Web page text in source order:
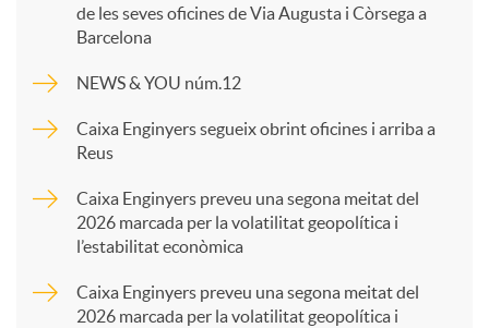
de les seves oficines de Via Augusta i Còrsega a
Barcelona
NEWS & YOU núm.12
Caixa Enginyers segueix obrint oficines i arriba a
Reus
Caixa Enginyers preveu una segona meitat del
2026 marcada per la volatilitat geopolítica i
l’estabilitat econòmica
Caixa Enginyers preveu una segona meitat del
2026 marcada per la volatilitat geopolítica i